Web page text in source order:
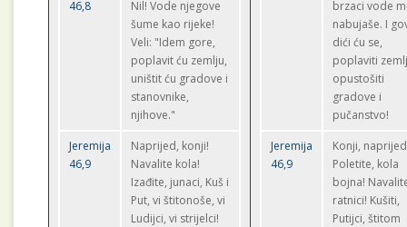
46,8
Nil! Vode njegove
šume kao rijeke!
Veli: "Idem gore,
poplavit ću zemlju,
uništit ću gradove i
stanovnike,
njihove."
Jeremija
46,9
Naprijed, konji!
Navalite kola!
Izađite, junaci, Kuš i
Put, vi štitonoše, vi
Ludijci, vi strijelci!
brzaci vode
nabujaše. I
dići ću se,
poplaviti
opustošiti
gradove i
pučanstvo!
Jeremija
46,9
Konji,
Poletite, kola
bojna!
ratnici! Kušiti,
Putijci, štitom